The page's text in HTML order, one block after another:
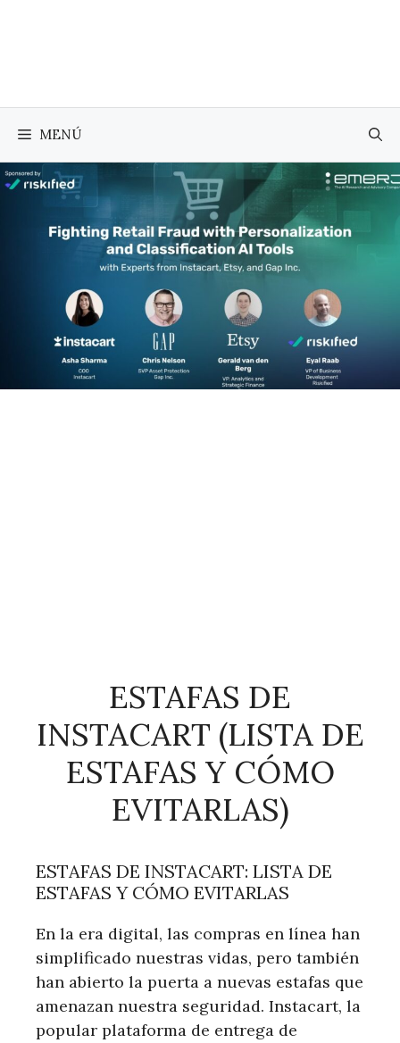
MENÚ
ESTAFAS DE
INSTACART (LISTA DE
ESTAFAS Y CÓMO
EVITARLAS)
ESTAFAS DE INSTACART: LISTA DE
ESTAFAS Y CÓMO EVITARLAS
En la era digital, las compras en línea han
simplificado nuestras vidas, pero también
han abierto la puerta a nuevas estafas que
amenazan nuestra seguridad. Instacart, la
popular plataforma de entrega de